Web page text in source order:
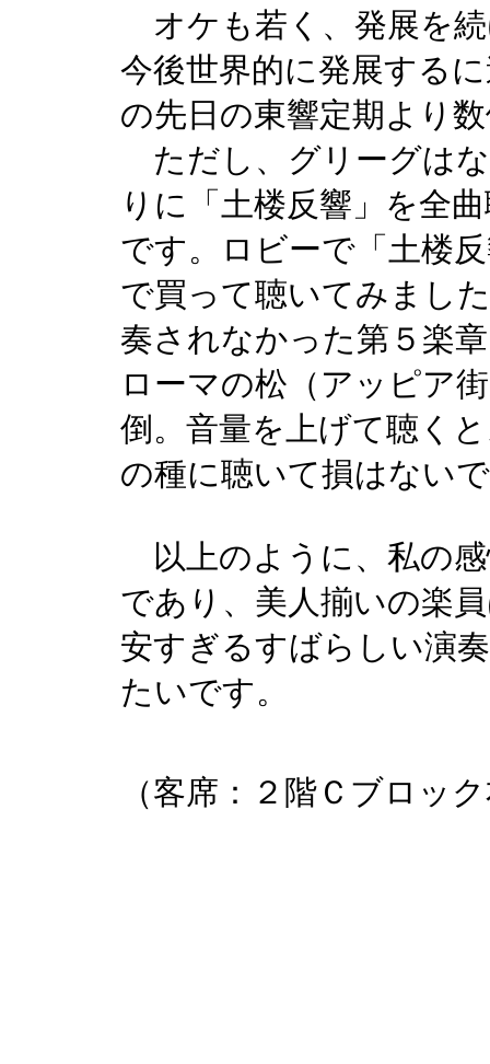
オケも若く、発展を
今後世界的に発展する
の先日の東響定期より
ただし、グリーグは
りに「土楼反響」を全
です。ロビーで「土楼
で買って聴いてみまし
奏されなかった第５楽
ローマの松（アッピア
倒。音量を上げて聴く
の種に聴いて損はない
以上のように、私の
であり、美人揃いの楽
安すぎるすばらしい演
たいです。
（客席：２階Ｃブロッ